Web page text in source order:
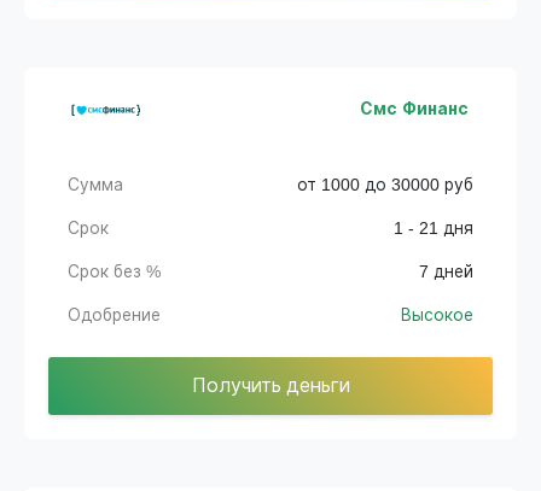
Смс Финанс
Сумма от 1000 до 30000 руб
Срок 1 - 21 дня
Срок без % 7 дней
Одобрение Высокое
Получить деньги